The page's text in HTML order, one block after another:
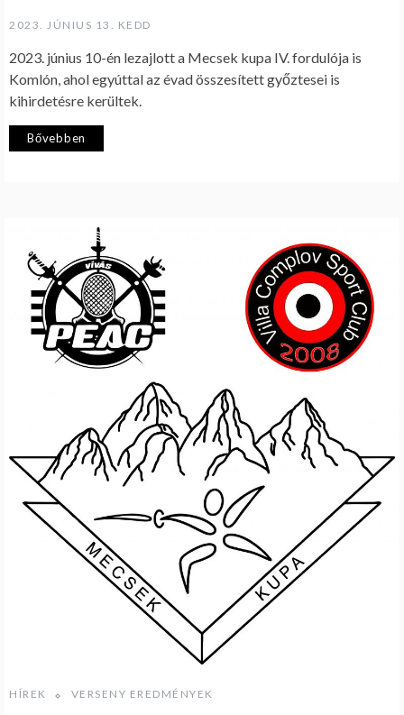
2023. JÚNIUS 13. KEDD
2023. június 10-én lezajlott a Mecsek kupa IV. fordulója is
Komlón, ahol egyúttal az évad összesített győztesei is
kihirdetésre kerültek.
Bővebben
HÍREK VERSENY EREDMÉNYEK